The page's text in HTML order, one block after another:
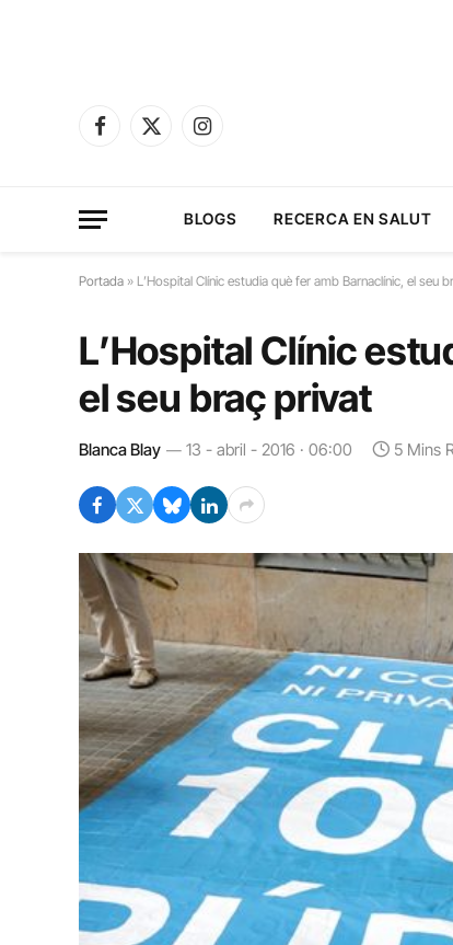
Facebook
X
Instagram
BLOGS RECERCA EN SALUT
Portada » L’Hospital Clínic estudia què fer amb Barnaclínic, el seu
L’Hospital Clínic
el seu braç privat
Blanca Blay 13 - abril - 2016 · 06:00 5 Mins